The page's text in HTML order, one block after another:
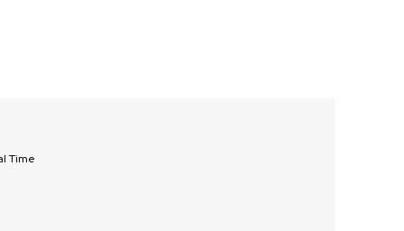
Time